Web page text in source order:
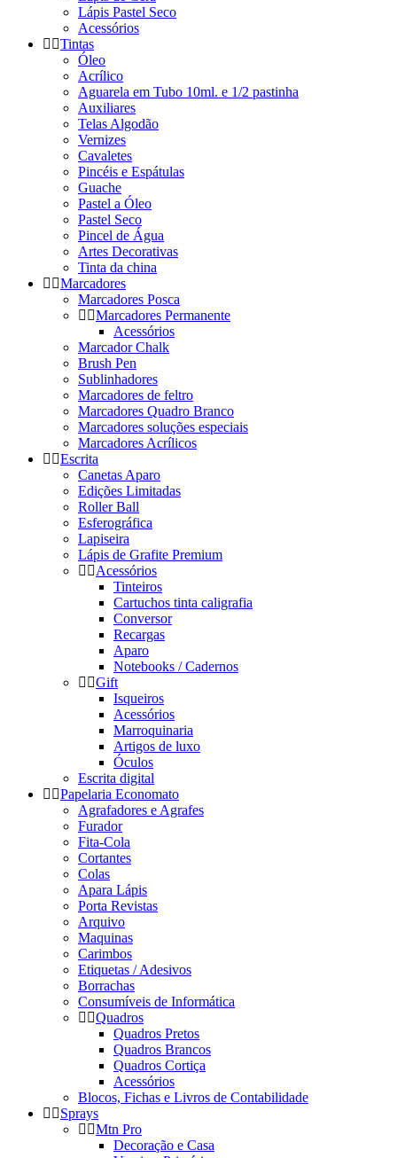
Lápis Pastel Seco
Acessórios
Tintas
Óleo
Acrílico
Aguarela em Tubo 10ml. e 1/2 pastinha
Auxiliares
Telas Algodão
Vernizes
Cavaletes
Pincéis e Espátulas
Guache
Pastel a Óleo
Pastel Seco
Pincel de Água
Artes Decorativas
Tinta da china
Marcadores
Marcadores Posca
Marcadores Permanente
Acessórios
Marcador Chalk
Brush Pen
Sublinhadores
Marcadores de feltro
Marcadores Quadro Branco
Marcadores soluções especiais
Marcadores Acrílicos
Escrita
Canetas Aparo
Edições Limitadas
Roller Ball
Esferográfica
Lapiseira
Lápis de Grafite Premium
Acessórios
Tinteiros
Cartuchos tinta caligrafia
Conversor
Recargas
Aparo
Notebooks / Cadernos
Gift
Isqueiros
Acessórios
Marroquinaria
Artigos de luxo
Óculos
Escrita digital
Papelaria Economato
Agrafadores e Agrafes
Furador
Fita-Cola
Cortantes
Colas
Apara Lápis
Porta Revistas
Arquivo
Maquinas
Carimbos
Etiquetas / Adesivos
Borrachas
Consumíveis de Informática
Quadros
Quadros Pretos
Quadros Brancos
Quadros Cortiça
Acessórios
Blocos, Fichas e Livros de Contabilidade
Sprays
Mtn Pro
Decoração e Casa